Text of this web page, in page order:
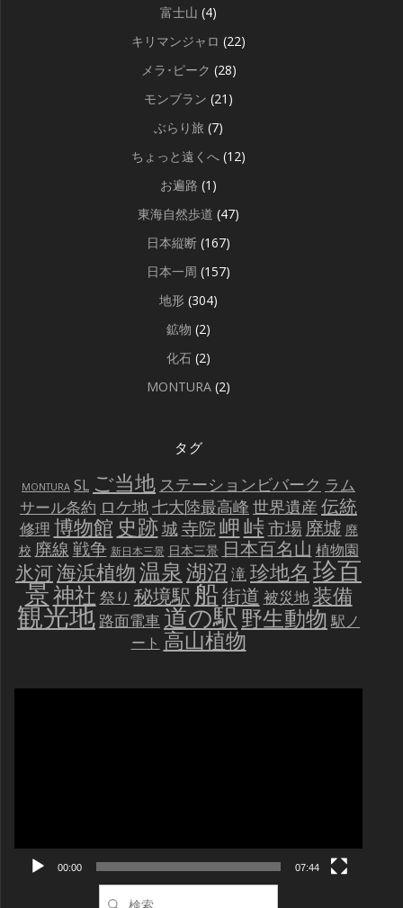
富士山 (4)
キリマンジャロ (22)
メラ･ピーク (28)
モンブラン (21)
ぶらり旅 (7)
ちょっと遠くへ (12)
お遍路 (1)
東海自然歩道 (47)
日本縦断 (167)
日本一周 (157)
地形 (304)
鉱物 (2)
化石 (2)
MONTURA (2)
タグ
MONTURA SL ご当地 ステーションビバーク ラム
サール条約 ロケ地七大陸最高峰 世界遺産 伝統
修理 博物館 史跡城寺院岬峠市場 廃墟 廃
校 廃線戦争 新日本三景 日本三景 日本百名山 植物園
氷河海浜植物温泉湖沼 滝珍地名 珍百
景神社 祭り 秘境駅船街道 被災地 装備
観光地 路面電車道の駅野生動物 駅ノ
ート 高山植物
00:00 07:44